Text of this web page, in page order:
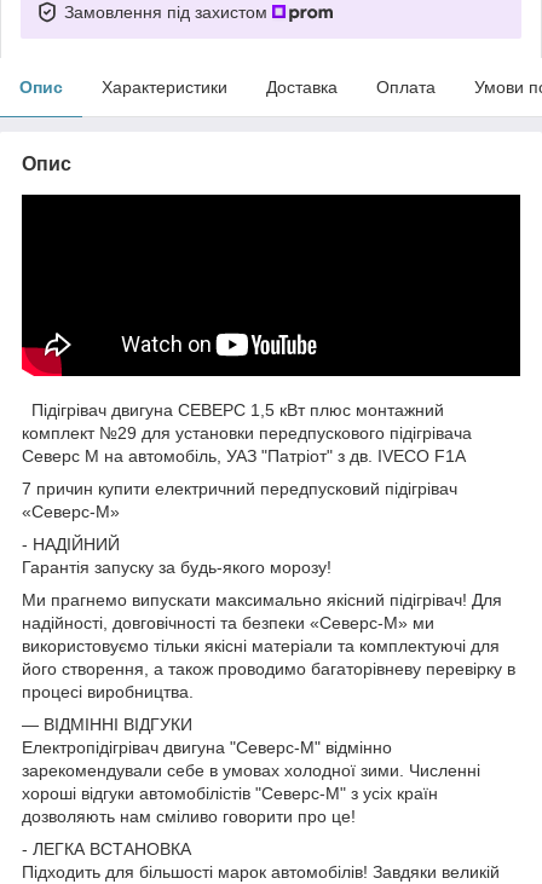
Замовлення під захистом
Опис Характеристики Доставка Оплата Умови
Опис
Підігрівач двигуна СЕВЕРС 1,5 кВт плюс монтажний
комплект №29 для установки передпускового підігрівача
Северс М на автомобіль, УАЗ "Патріот" з дв. IVECO F1A
7 причин купити електричний передпусковий підігрівач
«Северс-М»
- НАДІЙНИЙ
Гарантія запуску за будь-якого морозу!
Ми прагнемо випускати максимально якісний підігрівач! Для
надійності, довговічності та безпеки «Северс-М» ми
використовуємо тільки якісні матеріали та комплектуючі для
його створення, а також проводимо багаторівневу перевірку в
процесі виробництва.
— ВІДМІННІ ВІДГУКИ
Електропідігрівач двигуна "Северс-М" відмінно
зарекомендували себе в умовах холодної зими. Численні
хороші відгуки автомобілістів "Северс-М" з усіх країн
дозволяють нам сміливо говорити про це!
- ЛЕГКА ВСТАНОВКА
Підходить для більшості марок автомобілів! Завдяки великій